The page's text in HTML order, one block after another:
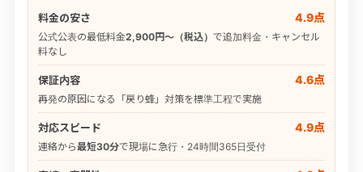
料金の安さ
4.9点
公式公表の最低料金2,900円〜（税込） で追加料金・キャンセル
料なし
保証内容 4.6点
再発の原因になる「戻り蜂」対策を標準工程で実施
対応スピード 4.9点
連絡から最短30分で現場に急行・24時間365日受付